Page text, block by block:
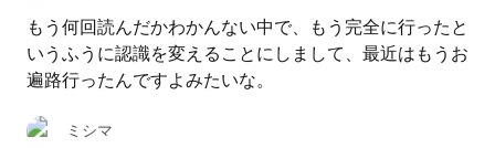
もう何回読んだかわかんない中で、もう完全に行ったと
いうふうに認識を変えることにしまして、最近はもうお
遍路行ったんですよみたいな。
ミシマ